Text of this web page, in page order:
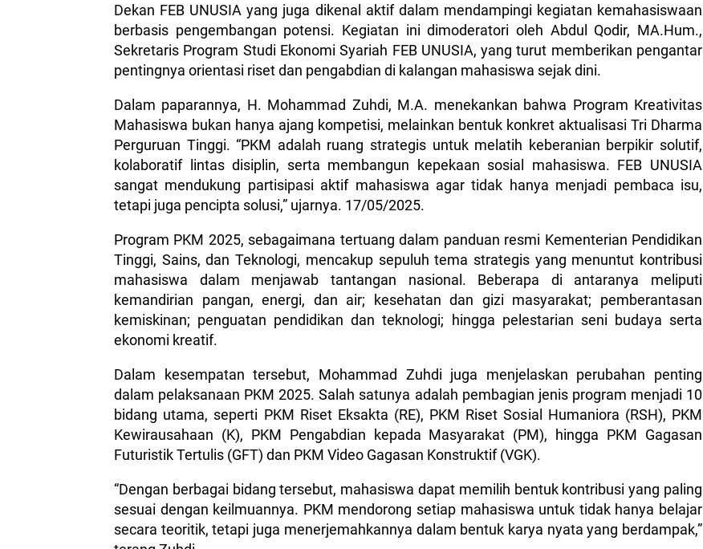
Dekan FEB UNUSIA yang juga dikenal aktif dalam mendampingi kegiatan kemahasiswaan
berbasis pengembangan potensi. Kegiatan ini dimoderatori oleh Abdul Qodir, MA.Hum.,
Sekretaris Program Studi Ekonomi Syariah FEB UNUSIA, yang turut memberikan pengantar
pentingnya orientasi riset dan pengabdian di kalangan mahasiswa sejak dini.
Dalam paparannya, H. Mohammad Zuhdi, M.A. menekankan bahwa Program Kreativitas
Mahasiswa bukan hanya ajang kompetisi, melainkan bentuk konkret aktualisasi Tri Dharma
Perguruan Tinggi. “PKM adalah ruang strategis untuk melatih keberanian berpikir solutif,
kolaboratif lintas disiplin, serta membangun kepekaan sosial mahasiswa. FEB UNUSIA
sangat mendukung partisipasi aktif mahasiswa agar tidak hanya menjadi pembaca isu,
tetapi juga pencipta solusi,” ujarnya. 17/05/2025.
Program PKM 2025, sebagaimana tertuang dalam panduan resmi Kementerian Pendidikan
Tinggi, Sains, dan Teknologi, mencakup sepuluh tema strategis yang menuntut kontribusi
mahasiswa dalam menjawab tantangan nasional. Beberapa di antaranya meliputi
kemandirian pangan, energi, dan air; kesehatan dan gizi masyarakat; pemberantasan
kemiskinan; penguatan pendidikan dan teknologi; hingga pelestarian seni budaya serta
ekonomi kreatif.
Dalam kesempatan tersebut, Mohammad Zuhdi juga menjelaskan perubahan penting
dalam pelaksanaan PKM 2025. Salah satunya adalah pembagian jenis program menjadi 10
bidang utama, seperti PKM Riset Eksakta (RE), PKM Riset Sosial Humaniora (RSH), PKM
Kewirausahaan (K), PKM Pengabdian kepada Masyarakat (PM), hingga PKM Gagasan
Futuristik Tertulis (GFT) dan PKM Video Gagasan Konstruktif (VGK).
“Dengan berbagai bidang tersebut, mahasiswa dapat memilih bentuk kontribusi yang paling
sesuai dengan keilmuannya. PKM mendorong setiap mahasiswa untuk tidak hanya belajar
secara teoritik, tetapi juga menerjemahkannya dalam bentuk karya nyata yang berdampak,”